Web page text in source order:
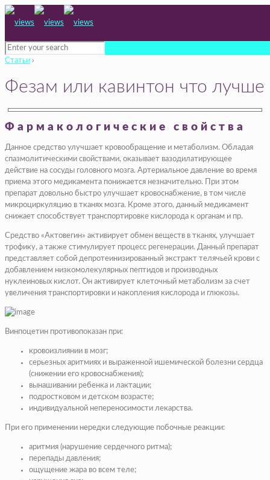
Статьи ›
Фезам или кавинтон что лучше
Фармакологические свойства
Данное средство улучшает кровообращение и метаболизм. Обладая
спазмолитическими свойствами, оказывает вазодилатирующее
действие на сосуды головного мозга. Артериальное давление во время
приема этого медикамента понижается незначительно. При этом
препарат довольно быстро улучшает кровоснабжение, в том числе
микроциркуляцию в тканях мозга. Кроме этого, данный медикамент
снижает способствует транспортировке кислорода к органам и пр.
Средство «Актовегин» активирует обмен веществ в тканях, улучшает
трофику, а также стимулирует процесс регенерации. Данный препарат
представляет собой депротеинизированный экстракт телячьей крови с
добавлением низкомолекулярных пептидов и производных
нуклеиновых кислот. Он активирует клеточный метаболизм за счет
увеличения транспортировки и накопления кислорода и глюкозы.
Винпоцетин противопоказан при:
кровоизлиянии в мозг;
серьезных аритмиях и выраженной ишемической болезни сердца
(снижении его кровоснабжения);
вынашивании ребенка и лактации;
подростковом и детском возрасте;
индивидуальной непереносимости лекарства.
При его применении нередки следующие побочные реакции:
аритмия (нарушение сердечного ритма);
перепады давления;
ощущение жара во всем теле;